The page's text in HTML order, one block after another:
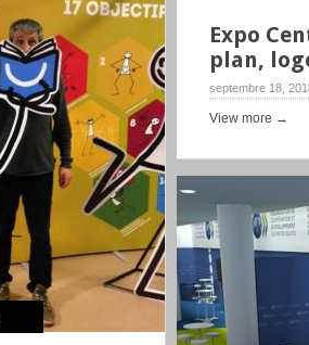
Expo
plan,
septembre 18,
View more →